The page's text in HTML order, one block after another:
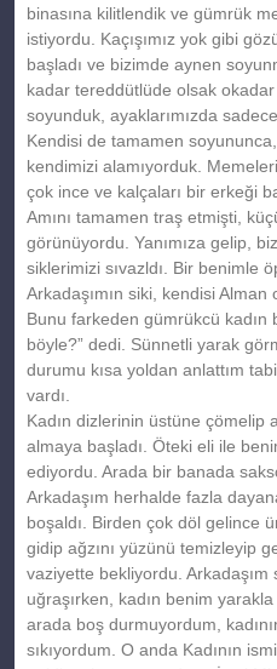
binasına kilitlendik ve gümrük
istiyordu. Kaçışımız yok gibi
başladı ve bizimde aynen
kadar tereddütlüde olsak
soyunduk, ayaklarımızda sadece
Kendisi de tamamen
kendimizi alamıyorduk.
çok ince ve kalçaları bir erkeği
Amını tamamen traş etmişti,
görünüyordu. Yanımıza gelip,
siklerimizi sıvazldı. Bir benimle
Arkadaşımın siki, kendisi
Bunu farkeden gümrükcü kadın
böyle?” dedi. Sünnetli yarak
durumu kısa yoldan anlattım
vardı.
Kadın dizlerinin üstüne çömelip
almaya başladı. Öteki eli ile
ediyordu. Arada bir banada
Arkadaşım herhalde fazla
boşaldı. Birden çok döl gelince
gidip ağzını yüzünü temizleyip
vaziyette bekliyordu. Arkadaşım
uğraşırken, kadın benim
arada boş durmuyordum,
sıkıyordum. O anda Kadının